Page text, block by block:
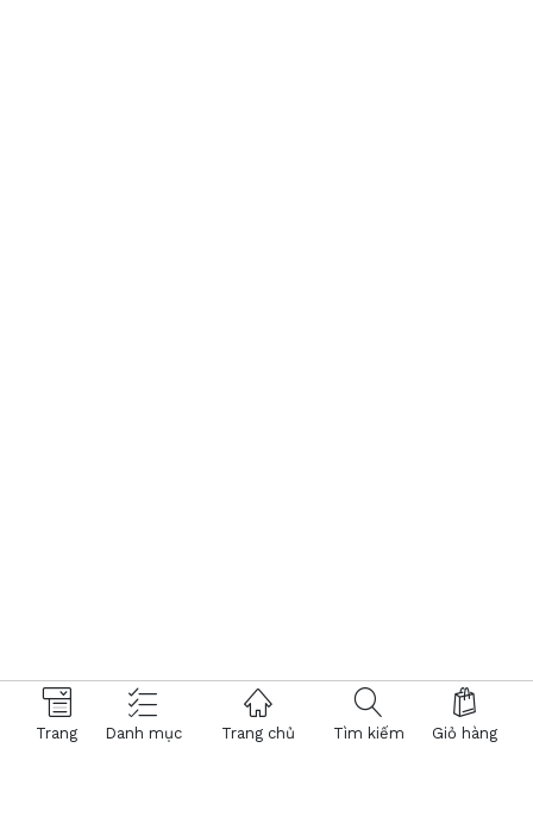
Trang Danh mục Trang chủ Tìm kiếm Giỏ hàng